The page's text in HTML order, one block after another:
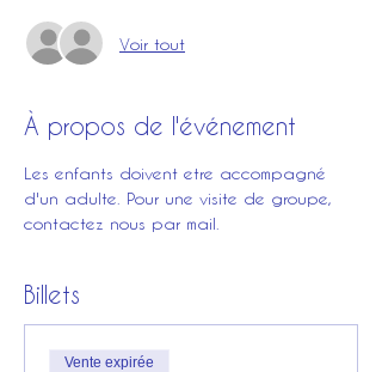
Voir tout
À propos de l'événement
Les enfants doivent etre accompagné
d'un adulte. Pour une visite de groupe,
contactez nous par mail.
Billets
Vente expirée